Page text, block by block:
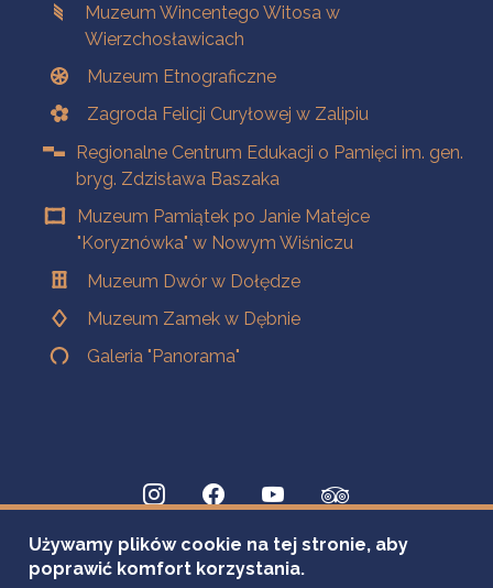
Muzeum Wincentego Witosa w
Wierzchosławicach
Muzeum Etnograficzne
Zagroda Felicji Curyłowej w Zalipiu
Regionalne Centrum Edukacji o Pamięci im. gen.
bryg. Zdzisława Baszaka
Muzeum Pamiątek po Janie Matejce
"Koryznówka" w Nowym Wiśniczu
Muzeum Dwór w Dołędze
Muzeum Zamek w Dębnie
Galeria "Panorama"
Używamy plików cookie na tej stronie, aby
poprawić komfort korzystania.